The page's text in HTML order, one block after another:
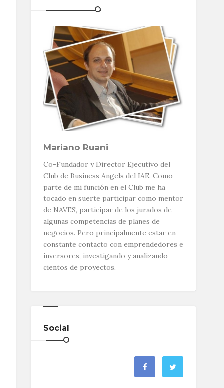
Mariano Ruani
Co-Fundador y Director Ejecutivo del
Club de Business Angels del IAE. Como
parte de mi función en el Club me ha
tocado en suerte participar como mentor
de NAVES, participar de los jurados de
algunas competencias de planes de
negocios. Pero principalmente estar en
constante contacto con emprendedores e
inversores, investigando y analizando
cientos de proyectos.
Social